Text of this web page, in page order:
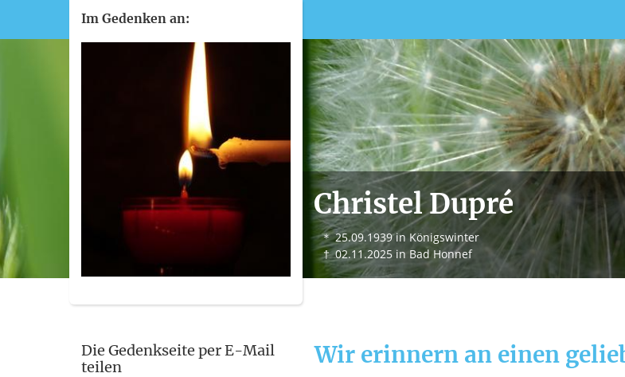
Im Gedenken an:
Christel Dupré
＊ 25.09.1939in Königswinter
† 02.11.2025 in Bad Honnef
Wir erinnern an einen
Die Gedenkseite per E-Mail
teilen